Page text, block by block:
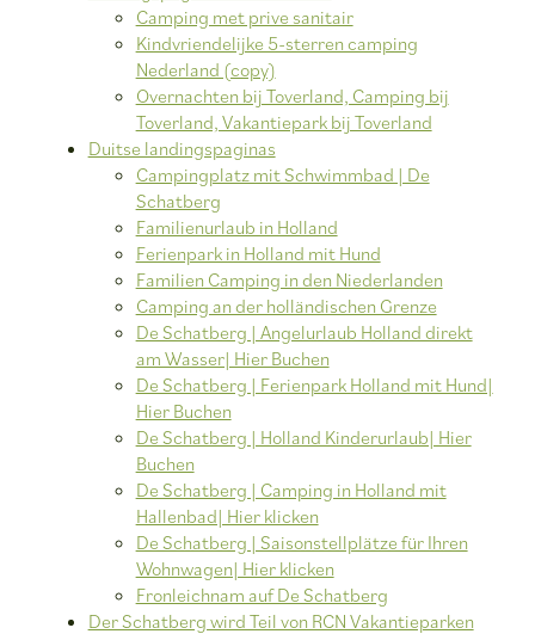
Camping met prive sanitair
Kindvriendelijke 5-sterren camping
Nederland (copy)
Overnachten bij Toverland, Camping bij
Toverland, Vakantiepark bij Toverland
Duitse landingspaginas
Campingplatz mit Schwimmbad | De
Schatberg
Familienurlaub in Holland
Ferienpark in Holland mit Hund
Familien Camping in den Niederlanden
Camping an der holländischen Grenze
De Schatberg | Angelurlaub Holland direkt
am Wasser| Hier Buchen
De Schatberg | Ferienpark Holland mit Hund|
Hier Buchen
De Schatberg | Holland Kinderurlaub| Hier
Buchen
De Schatberg | Camping in Holland mit
Hallenbad| Hier klicken
De Schatberg | Saisonstellplätze für Ihren
Wohnwagen| Hier klicken
Fronleichnam auf De Schatberg
Der Schatberg wird Teil von RCN Vakantieparken